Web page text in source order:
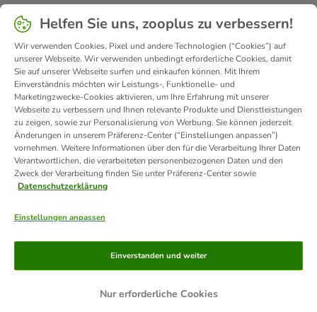
Helfen Sie uns, zooplus zu verbessern!
Wir verwenden Cookies, Pixel und andere Technologien (“Cookies”) auf
unserer Webseite. Wir verwenden unbedingt erforderliche Cookies, damit
Sie auf unserer Webseite surfen und einkaufen können. Mit Ihrem
Einverständnis möchten wir Leistungs-, Funktionelle- und
Marketingzwecke-Cookies aktivieren, um Ihre Erfahrung mit unserer
Webseite zu verbessern und Ihnen relevante Produkte und Dienstleistungen
zu zeigen, sowie zur Personalisierung von Werbung. Sie können jederzeit
Änderungen in unserem Präferenz-Center (“Einstellungen anpassen”)
vornehmen. Weitere Informationen über den für die Verarbeitung Ihrer Daten
Verantwortlichen, die verarbeiteten personenbezogenen Daten und den
Zweck der Verarbeitung finden Sie unter Präferenz-Center sowie
Datenschutzerklärung
Einstellungen anpassen
Nur erforderliche Cookies
Einverstanden und weiter